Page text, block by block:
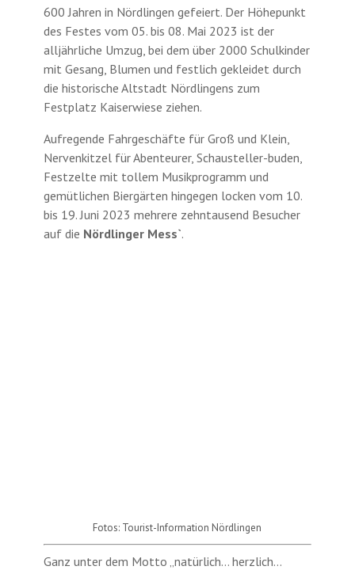
600 Jahren in Nördlingen gefeiert. Der Höhepunkt
des Festes vom 05. bis 08. Mai 2023 ist der
alljährliche Umzug, bei dem über 2000 Schulkinder
mit Gesang, Blumen und festlich gekleidet durch
die historische Altstadt Nördlingens zum
Festplatz Kaiserwiese ziehen.
Aufregende Fahrgeschäfte für Groß und Klein,
Nervenkitzel für Abenteurer, Schausteller-buden,
Festzelte mit tollem Musikprogramm und
gemütlichen Biergärten hingegen locken vom 10.
bis 19. Juni 2023 mehrere zehntausend Besucher
auf die Nördlinger Mess`.
Fotos: Tourist-Information Nördlingen
Ganz unter dem Motto „natürlich… herzlich…